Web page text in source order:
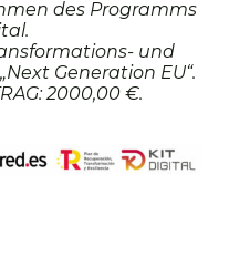
des Programms
und
Generation EU“.
2000,00 €.